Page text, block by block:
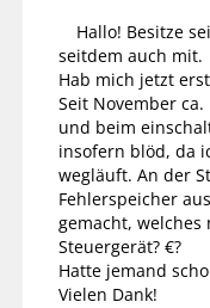
Hallo! Besitze
seitdem auch mit.
Hab mich jetzt
Seit November
und beim
insofern blöd, da
wegläuft. An der
Fehlerspeicher
gemacht, welches
Steuergerät? €?
Hatte jemand
Vielen Dank!